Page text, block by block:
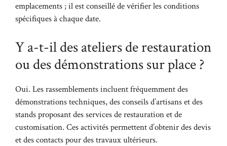
emplacements ; il est conseillé de vérifier les conditions
spécifiques à chaque date.
Y a-t-il des ateliers de restauration
ou des démonstrations sur place ?
Oui. Les rassemblements incluent fréquemment des
démonstrations techniques, des conseils d’artisans et des
stands proposant des services de restauration et de
customisation. Ces activités permettent d’obtenir des devis
et des contacts pour des travaux ultérieurs.